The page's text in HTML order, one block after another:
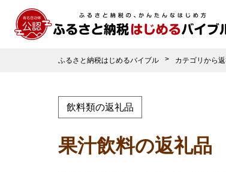
ふるさと納税はじめるバイブル カテゴリから
飲料類の返礼品
果汁飲料の返礼品